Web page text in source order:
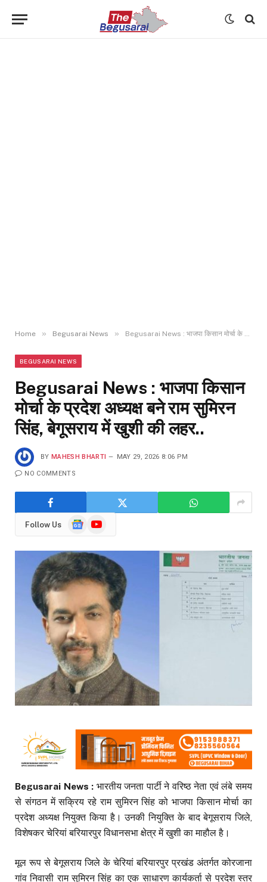
Home » Begusarai News » Begusarai News : भाजपा किसान मोर्चा के प्रदेश अध्यक्ष बने राम सुमिरन सिंह, बेगूसराय में खुशी की लहर..
BEGUSARAI NEWS
Begusarai News : भाजपा किसान
मोर्चा के प्रदेश अध्यक्ष बने राम सुमिरन
सिंह, बेगूसराय में खुशी की लहर..
BY MAHESH BHARTI MAY 29, 2026 8:06 PM
NO COMMENTS
Follow Us
GoogleYouTube
Begusarai News : भारतीय जनता पार्टी ने वरिष्ठ नेता एवं लंबे समय
से संगठन में सक्रिय रहे राम सुमिरन सिंह को भाजपा किसान मोर्चा का
प्रदेश अध्यक्ष नियुक्त किया है। उनकी नियुक्ति के बाद बेगूसराय जिले,
विशेषकर चेरियां बरियारपुर विधानसभा क्षेत्र में खुशी का माहौल है।
मूल रूप से बेगूसराय जिले के चेरियां बरियारपुर प्रखंड अंतर्गत कोरजाना
गांव निवासी राम सुमिरन सिंह का एक साधारण कार्यकर्ता से प्रदेश स्तर